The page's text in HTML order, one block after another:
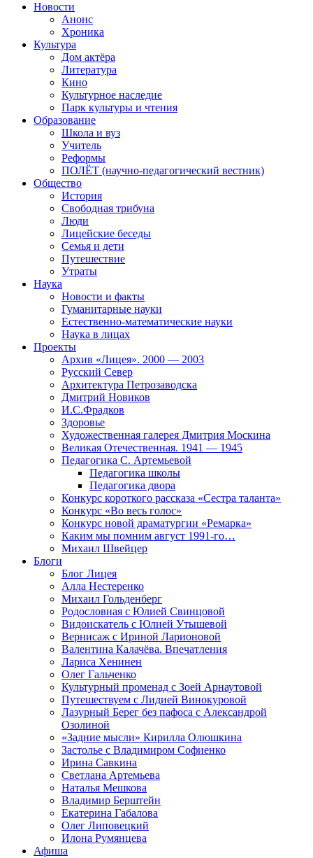
Новости
Анонс
Хроника
Культура
Дом актёра
Литература
Кино
Культурное наследие
Парк культуры и чтения
Образование
Школа и вуз
Учитель
Реформы
ПОЛЁТ (научно-педагогический вестник)
Общество
История
Свободная трибуна
Люди
Лицейские беседы
Семья и дети
Путешествие
Утраты
Наука
Новости и факты
Гуманитарные науки
Естественно-математические науки
Наука в лицах
Проекты
Архив «Лицея». 2000 — 2003
Русский Север
Архитектура Петрозаводска
Дмитрий Новиков
И.С.Фрадков
Здоровье
Художественная галерея Дмитрия Москина
Великая Отечественная. 1941 — 1945
Педагогика С. Артемьевой
Педагогика школы
Педагогика двора
Конкурс короткого рассказа «Сестра таланта»
Конкурс «Во весь голос»
Конкурс новой драматургии «Ремарка»
Каким мы помним август 1991-го…
Михаил Швейцер
Блоги
Блог Лицея
Алла Нестеренко
Михаил Гольденберг
Родословная с Юлией Свинцовой
Видоискатель с Юлией Утышевой
Вернисаж с Ириной Ларионовой
Валентина Калачёва. Впечатления
Лариса Хенинен
Олег Гальченко
Культурный променад с Зоей Арнаутовой
Путешествуем с Лидией Винокуровой
Лазурный Берег без пафоса с Александрой
Озолиной
«Задние мысли» Кирилла Олюшкина
Застолье с Владимиром Софиенко
Ирина Савкина
Светлана Артемьева
Наталья Мешкова
Владимир Берштейн
Екатерина Габалова
Олег Липовецкий
Илона Румянцева
Афиша